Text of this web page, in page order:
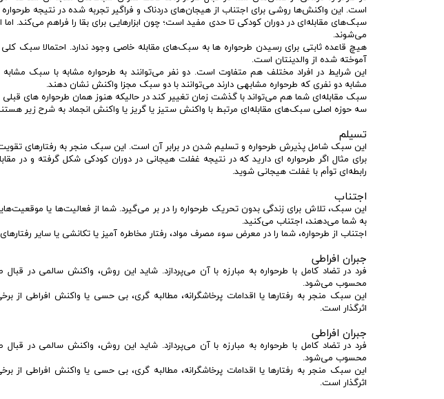
است. این واکنش‌ها روشی برای اجتناب از هیجان‌های دردناک و فراگیر تجربه شده در نتیجه
سبک‌های مقابله‌ای در دوران کودکی تا حدی مفید است؛ چون ابزارهایی برای بقا را فراهم می‌کند.
می‌شوند.
هیچ قاعده ثابتی برای رسیدن طرحواره ها به سبک‌های مقابله خاصی وجود ندارد. احتمالا سبک
آموخته شده از والدینتان است.
این شرایط در افراد مختلف هم متفاوت است. دو نفر می‌توانند به طرحواره مشابه با سبک
مشابه دو نفری که طرحواره مشابهی دارند می‌توانند با دو سبک مجزا واکنش نشان دهند.
سبک مقابله‌ای شما هم می‌تواند با گذشت زمان تغییر کند در حالیکه هنوز همان طرحواره های قبلی
سه حوزه اصلی سبک‌های مقابله‌ای مرتبط با واکنش ستیز یا گریز یا واکنش انجماد به شرح زیر
تسیلم
این سبک شامل پذیرش طرحواره و تسلیم شدن در برابر آن است. این سبک منجر به رفتارهای
برای مثال اگر طرحواره ای دارید که در نتیجه غفلت هیجانی در دوران کودکی شکل گرفته و در
رابطه‌ای توأم با غفلت هیجانی شوید.
اجتناب
این سبک، تلاش برای زندگی بدون تحریک طرحواره را در بر می‌گیرد. شما از فعالیت‌ها یا
به شما می‌دهند، اجتناب می‌کنید.
اجتناب از طرحواره، شما را در معرض سوء مصرف مواد، رفتار مخاطره آمیز یا تکانشی یا سایر
جبران افراطی
فرد در تضاد کامل با طرحواره به مبارزه با آن می‌پردازد. شاید این روش، واکنش سالمی در
محسوب می‌شود.
این سبک منجر به رفتارها یا اقدامات پرخاشگرانه، مطالبه گری، بی حسی یا واکنش افراطی
اثرگذار است.
جبران افراطی
فرد در تضاد کامل با طرحواره به مبارزه با آن می‌پردازد. شاید این روش، واکنش سالمی در
محسوب می‌شود.
این سبک منجر به رفتارها یا اقدامات پرخاشگرانه، مطالبه گری، بی حسی یا واکنش افراطی
اثرگذار است.